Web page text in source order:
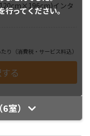
行ってください。
インタ
り （消費税・サービス料込）
室）